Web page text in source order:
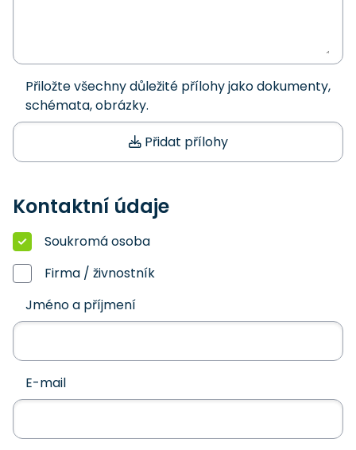
Přiložte všechny důležité přílohy jako dokumenty,
schémata, obrázky.
Přidat přílohy
Kontaktní údaje
Soukromá osoba
Firma / živnostník
Jméno a příjmení
E-mail